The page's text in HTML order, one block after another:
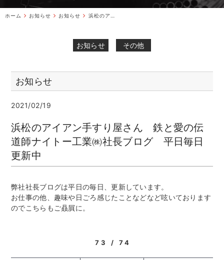
ホーム お知らせ お知らせ
お知らせ その他
お知らせ
2021/02/19
浜松のアイアン手すり屋さん 鉄と愛の伝
道師ナイトー工業㈱社長ブログ 平日毎日
更新中
弊社社長ブログは平日の毎日、更新しています。
お仕事の他、趣味や日ごろ感じたことなどなど呟いております
のでこちらもご贔屓に。
73 / 74